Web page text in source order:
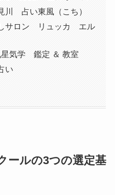
川 占い東風（こち）
サロン リュッカ エル
星気学 鑑定 ＆ 教室
い
ールの3つの選定基